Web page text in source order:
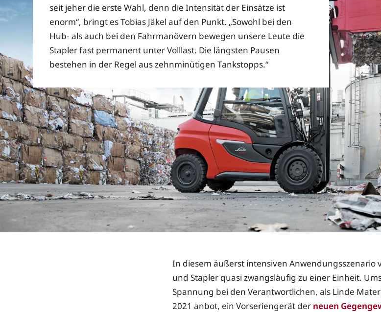
seit jeher die erste Wahl, denn die Intensität der Einsätze ist
enorm“, bringt es Tobias Jäkel auf den Punkt. „Sowohl bei den
Hub- als auch bei den Fahrmanövern bewegen unsere Leute die
Stapler fast permanent unter Volllast. Die längsten Pausen
bestehen in der Regel aus zehnminütigen Tankstopps.“
In diesem äußerst intensiven Anwendungsszenario
und Stapler quasi zwangsläufig zu einer Einheit.
Spannung bei den Verantwortlichen, als Linde
2021 anbot, ein Vorseriengerät der neuen